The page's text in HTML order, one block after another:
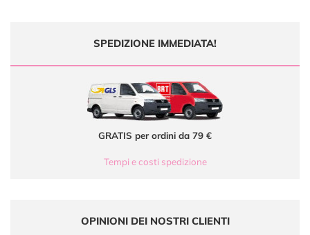
SPEDIZIONE IMMEDIATA!
GRATIS per ordini da 79 €
Tempi e costi spedizione
OPINIONI DEI NOSTRI CLIENTI